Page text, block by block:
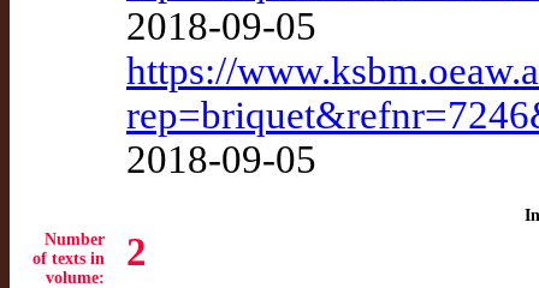
2018-09-05
https://
2018-09-05
Number
of texts in
volume:
2